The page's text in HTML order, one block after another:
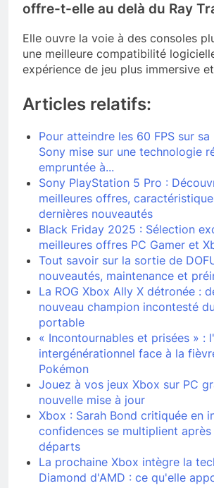
offre-t-elle au delà du Ray
Elle ouvre la voie à des consoles
une meilleure compatibilité
expérience de jeu plus immersive
Articles relatifs:
Pour atteindre les 60 FPS sur sa
Sony mise sur une technologie
empruntée à...
Sony PlayStation 5 Pro :
meilleures offres,
dernières nouveautés
Black Friday 2025 : Sélection
meilleures offres PC Gamer et
Tout savoir sur la sortie de
nouveautés, maintenance et
La ROG Xbox Ally X détronée :
nouveau champion incontesté
portable
« Incontournables et prisées » :
intergénérationnel face à la
Pokémon
Jouez à vos jeux Xbox sur PC
nouvelle mise à jour
Xbox : Sarah Bond critiquée en
confidences se multiplient
départs
La prochaine Xbox intègre la
Diamond d'AMD : ce qu'elle